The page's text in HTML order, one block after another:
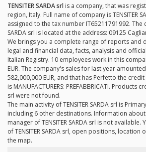
TENSITER SARDA srl is a company, that was
region, Italy. Full name of company is TENSITER
assigned to the tax number IT65211791992. The
SARDA srl is located at the address: 09125
We brings you a complete range of reports and
legal and financial data, facts, analysis and
Italian Registry. 10 employees work in this
EUR. The company's sales for last year
582,000,000 EUR, and that has Perfetto the
is MANUFACTURERS: PREFABBRICATI. Products
srl were not found.
The main activity of TENSITER SARDA srl is
including 6 other destinations. Information
manager of TENSITER SARDA srl is not available.
of TENSITER SARDA srl, open positions, location
the map.